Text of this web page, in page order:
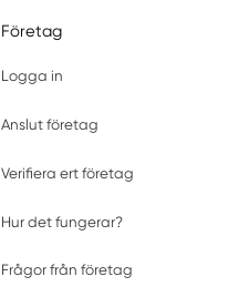
Företag
Logga in
Anslut företag
Verifiera ert företag
Hur det fungerar?
Frågor från företag